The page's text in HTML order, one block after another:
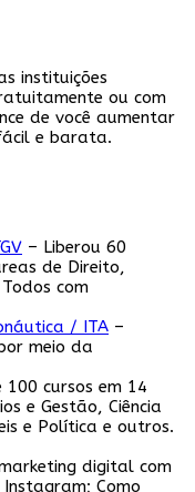
instituições
ou com
de você aumentar
e barata.
– Liberou 60
de Direito,
com
/ ITA –
meio da
100 cursos em 14
e Gestão, Ciência
e Política e outros.
digital com
Como